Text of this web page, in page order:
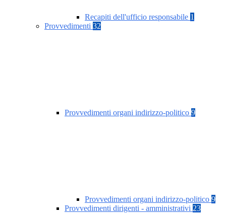
Recapiti dell'ufficio responsabile 1
Provvedimenti 32
Provvedimenti organi indirizzo-politico 9
Provvedimenti organi indirizzo-politico 9
Provvedimenti dirigenti - amministrativi 23